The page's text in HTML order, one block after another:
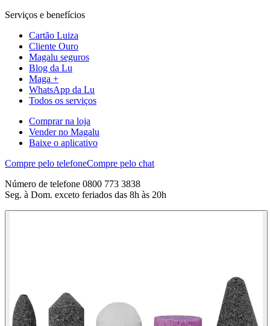
Serviços e benefícios
Cartão Luiza
Cliente Ouro
Magalu seguros
Blog da Lu
Maga +
WhatsApp da Lu
Todos os serviços
Comprar na loja
Vender no Magalu
Baixe o aplicativo
Compre pelo telefoneCompre pelo chat
Número de telefone 0800 773 3838
Seg. à Dom. exceto feriados das 8h às 20h